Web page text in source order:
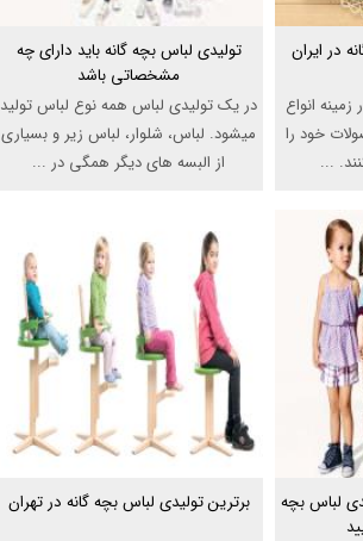
در ایران
انواع
خود را
...
تولیدی لباس بچه گانه باید دارای چه
مشخصاتی باشد
در یک تولیدی لباس همه نوع لباس تولید
میشود. لباس، شلوار، لباس زیر و بسیاری
از البسه های دیگر همگی در ...
لباس بچه
برترین تولیدی لباس بچه گانه در تهران